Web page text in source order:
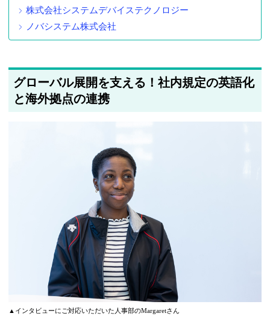
株式会社システムデバイステクノロジー
ノバシステム株式会社
グローバル展開を支える！社内規定の英語化
と海外拠点の連携
▲インタビューにご対応いただいた人事部のMargaretさん